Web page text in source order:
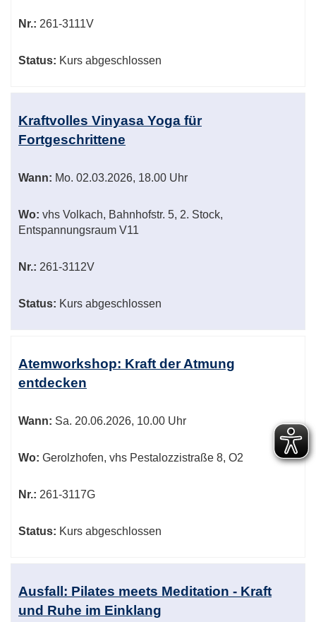
Nr.: 261-3111V
Status: Kurs abgeschlossen
Kraftvolles Vinyasa Yoga für
Fortgeschrittene
Wann: Mo. 02.03.2026, 18.00 Uhr
Wo: vhs Volkach, Bahnhofstr. 5, 2. Stock,
Entspannungsraum V11
Nr.: 261-3112V
Status: Kurs abgeschlossen
Atemworkshop: Kraft der Atmung
entdecken
Wann: Sa. 20.06.2026, 10.00 Uhr
Wo: Gerolzhofen, vhs Pestalozzistraße 8, O2
Nr.: 261-3117G
Status: Kurs abgeschlossen
Ausfall: Pilates meets Meditation - Kraft
und Ruhe im Einklang